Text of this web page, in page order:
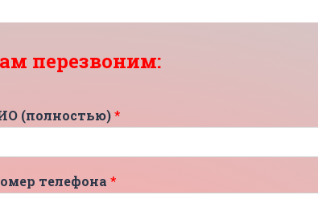
перезвоним:
(полностью)*
телефона*